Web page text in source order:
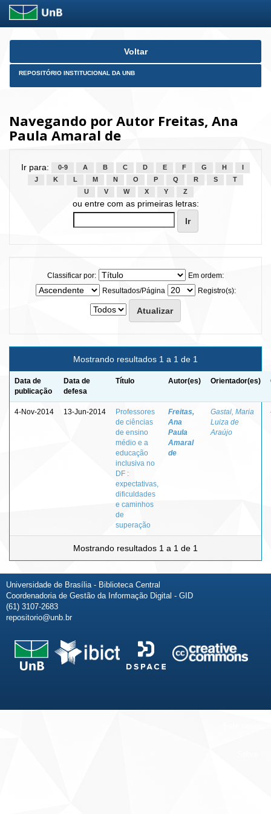
Skip
Voltar
REPOSITÓRIO INSTITUCIONAL DA UNB
Navegando por Autor Freitas, Ana
Paula Amaral de
Ir para: 0-9 A B C D E F G H
J
K L M N O P Q R S
T
U
V W X Y Z
ou entre com as primeiras letras:
Classificar por:
Em ordem:
Resultados/Página
Registro(s):
Mostrando resultados 1 a 1 de 1
Data de
publicação
Data de
defesa
Título Autor(es) Orientador(es)
4-Nov-2014 13-Jun-2014
Professores
de ciências
de ensino
médio e a
educação
inclusiva no
DF :
expectativas,
dificuldades
e caminhos
de
superação
Freitas,
Ana
Paula
Amaral
de
Gastal, Maria
Luiza de
Araújo
Mostrando resultados 1 a 1 de 1
Universidade de Brasília - Biblioteca Central
Coordenadoria de Gestão da Informação Digital - GID
(61) 3107-2683
repositorio@unb.br